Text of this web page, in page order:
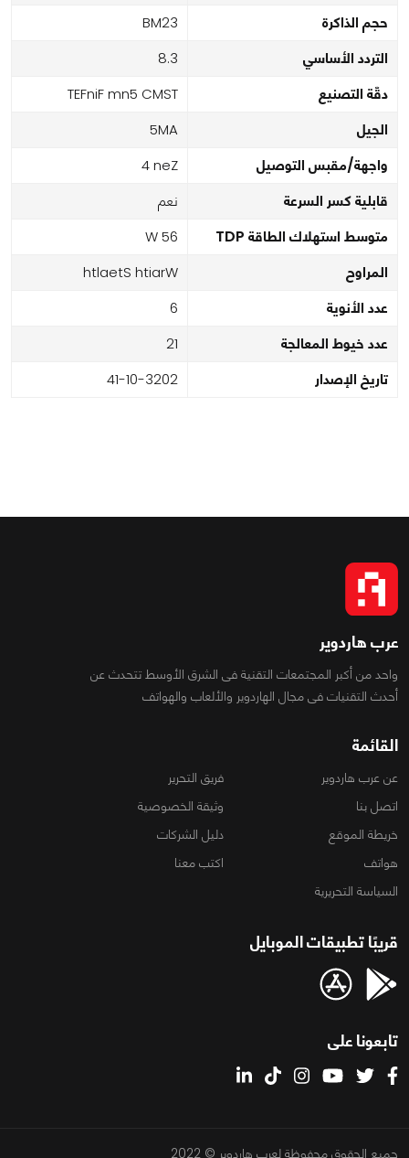
حجم الذاكرة 32MB
التردد الأساسي 3.8
دقّة التصنيع TSMC 5nm FinFET
الجيل AM5
واجهة/مقبس التوصيل Zen 4
قابلية كسر السرعة نعم
متوسط استهلاك الطاقة TDP 65 W
المراوح Wraith Stealth
عدد الأنوية 6
عدد خيوط المعالجة 12
تاريخ الإصدار 2023-01-14
عرب هاردوير
واحد من أكبر المجتمعات التقنية فى الشرق الأوسط تتحدث عن
أحدث التقنيات فى مجال الهاردوير والألعاب والهواتف
القائمة
عن عرب هاردوير
فريق التحرير
اتصل بنا
وثيقة الخصوصية
خريطة الموقع
دليل الشركات
هواتف
اكتب معنا
السياسة التحريرية
قريبًا تطبيقات الموبايل
تابعونا على
جميع الحقوق محفوظة لعرب هاردوير © 2022